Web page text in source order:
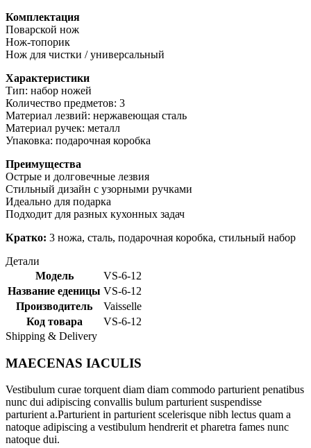
Комплектация
Поварской нож
Нож-топорик
Нож для чистки / универсальный
Характеристики
Тип: набор ножей
Количество предметов: 3
Материал лезвий: нержавеющая сталь
Материал ручек: металл
Упаковка: подарочная коробка
Преимущества
Острые и долговечные лезвия
Стильный дизайн с узорными ручками
Идеально для подарка
Подходит для разных кухонных задач
Кратко: 3 ножа, сталь, подарочная коробка, стильный набор
Детали
Модель
VS-6-12
Название еденицы VS-6-12
Производитель
Vaisselle
Код товара
VS-6-12
Shipping & Delivery
MAECENAS IACULIS
Vestibulum curae torquent diam diam commodo parturient penatibus
nunc dui adipiscing convallis bulum parturient suspendisse
parturient a.Parturient in parturient scelerisque nibh lectus quam a
natoque adipiscing a vestibulum hendrerit et pharetra fames nunc
natoque dui.